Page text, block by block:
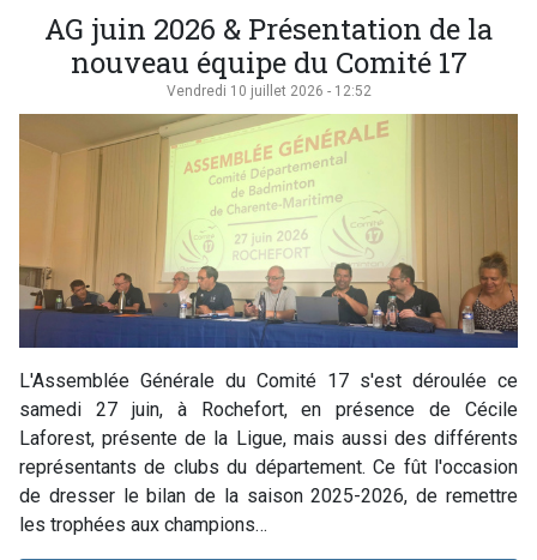
AG juin 2026 & Présentation de la
nouveau équipe du Comité 17
Vendredi 10 juillet 2026 - 12:52
L'Assemblée Générale du Comité 17 s'est déroulée ce
samedi 27 juin, à Rochefort, en présence de Cécile
Laforest, présente de la Ligue, mais aussi des différents
représentants de clubs du département. Ce fût l'occasion
de dresser le bilan de la saison 2025-2026, de remettre
les trophées aux champions…